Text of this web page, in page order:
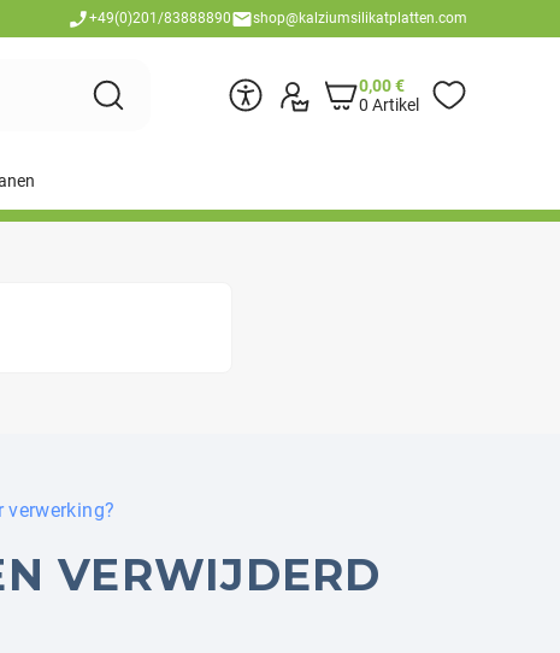
+49(0)201/83888890 shop@kalziumsilikatplatten.com
0,00€
0 Artikel
verwerking?
VERWIJDERD